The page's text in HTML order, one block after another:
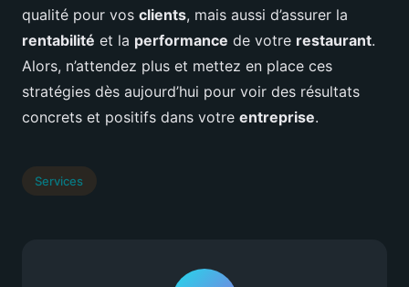
qualité pour vos clients, mais aussi d’assurer la
rentabilité et la performance de votre restaurant.
Alors, n’attendez plus et mettez en place ces
stratégies dès aujourd’hui pour voir des résultats
concrets et positifs dans votre entreprise.
Services